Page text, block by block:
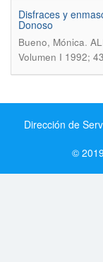
Disfraces y
Donoso
Bueno, Mónica.
Volumen I 1992;
Dirección de
©